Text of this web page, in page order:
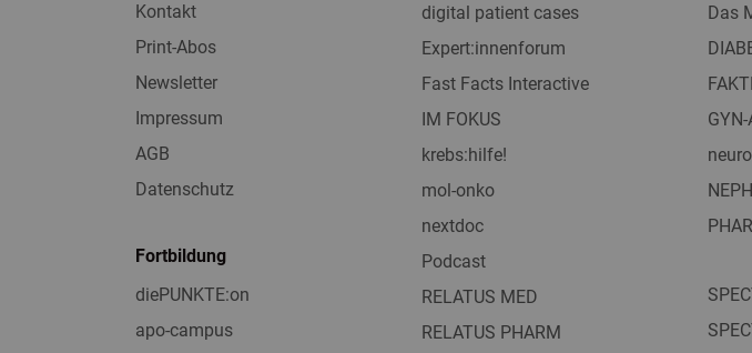
Kontakt
Print-Abos
Newsletter
Impressum
AGB
Datenschutz
Fortbildung
diePUNKTE:on
apo-campus
digital patient cases
Expert:innenforum
Fast Facts Interactive
IM FOKUS
krebs:hilfe!
mol-onko
nextdoc
Podcast
RELATUS MED
RELATUS PHARM
Das